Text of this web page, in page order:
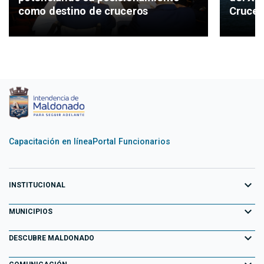
como destino de cruceros
Capacitación en líneaPortal Funcionarios
INSTITUCIONAL expand_more
Equipo de Gobierno
Primeros 100 días
MUNICIPIOS expand_more
Aiguá
Garzón
DESCUBRE MALDONADO expand_more
Información para el Turista